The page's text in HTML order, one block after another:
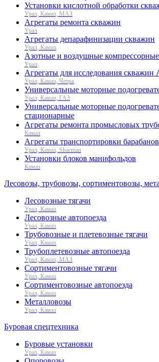
Установки кислотной обработки
Урал, Камаз, МАЗ
Агрегаты ремонта скважин
Урал
Агрегаты депарафинизации скважин
Урал, Камаз
Азотные и воздушные
Урал
Агрегаты для исследования
Урал, Камаз, Четра
Универсальные моторные
Урал, Камаз, ГАЗ
Универсальные моторные
стационарные
Агрегаты ремонта промысловых
Камаз
Агрегаты транспортировки
Урал, Камаз, Shacman
Установки блоков манифольдов
Камаз
Лесовозы, трубовозы, сортиментовозы,
Лесовозные тягачи
Урал, Камаз
Лесовозные автопоезда
Урал, Камаз
Трубовозные и плетевозные тягачи
Урал, Камаз
Трубоплетевозные автопоезда
Урал, Камаз, МАЗ
Сортиментовозные тягачи
Урал, Камаз
Сортиментовозные автопоезда
Урал, Камаз
Металловозы
Урал, Камаз
Буровая спецтехника
Буровые установки
Урал, Камаз